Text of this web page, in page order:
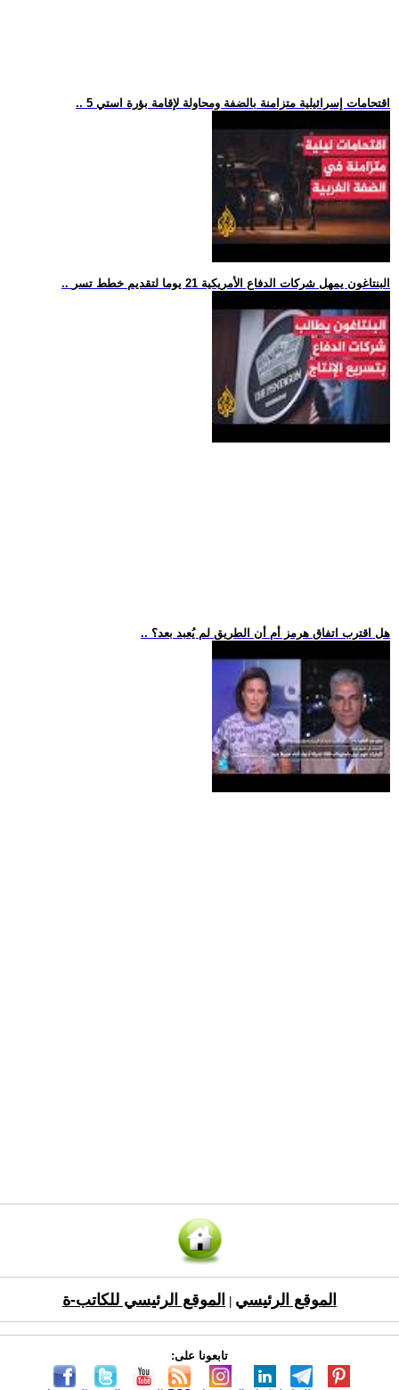
.. 5 اقتحامات إسرائيلية متزامنة بالضفة ومحاولة لإقامة بؤرة استي
.. البنتاغون يمهل شركات الدفاع الأمريكية 21 يوما لتقديم خطط تسر
.. هل اقترب اتفاق هرمز أم أن الطريق لم يُعبد بعد؟
الموقع الرئيسي الموقع الرئيسي للكاتب-ة
تابعونا على: